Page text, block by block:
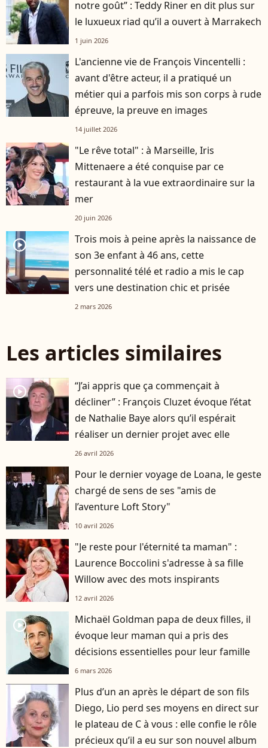
notre goût” : Teddy Riner en dit plus sur
le luxueux riad qu’il a ouvert à Marrakech
1 juin 2026
L'ancienne vie de François Vincentelli :
avant d'être acteur, il a pratiqué un
métier qui a parfois mis son corps à rude
épreuve, la preuve en images
14 juillet 2026
"Le rêve total" : à Marseille, Iris
Mittenaere a été conquise par ce
restaurant à la vue extraordinaire sur la
mer
20 juin 2026
player2
Trois mois à peine après la naissance de
son 3e enfant à 46 ans, cette
personnalité télé et radio a mis le cap
vers une destination chic et prisée
2 mars 2026
Les articles similaires
player2
“J’ai appris que ça commençait à
décliner” : François Cluzet évoque l’état
de Nathalie Baye alors qu’il espérait
réaliser un dernier projet avec elle
26 avril 2026
Pour le dernier voyage de Loana, le geste
chargé de sens de ses "amis de
l’aventure Loft Story"
10 avril 2026
"Je reste pour l'éternité ta maman" :
Laurence Boccolini s'adresse à sa fille
Willow avec des mots inspirants
12 avril 2026
player2
Michaël Goldman papa de deux filles, il
évoque leur maman qui a pris des
décisions essentielles pour leur famille
6 mars 2026
player2
Plus d’un an après le départ de son fils
Diego, Lio perd ses moyens en direct sur
le plateau de C à vous : elle confie le rôle
précieux qu’il a eu sur son nouvel album